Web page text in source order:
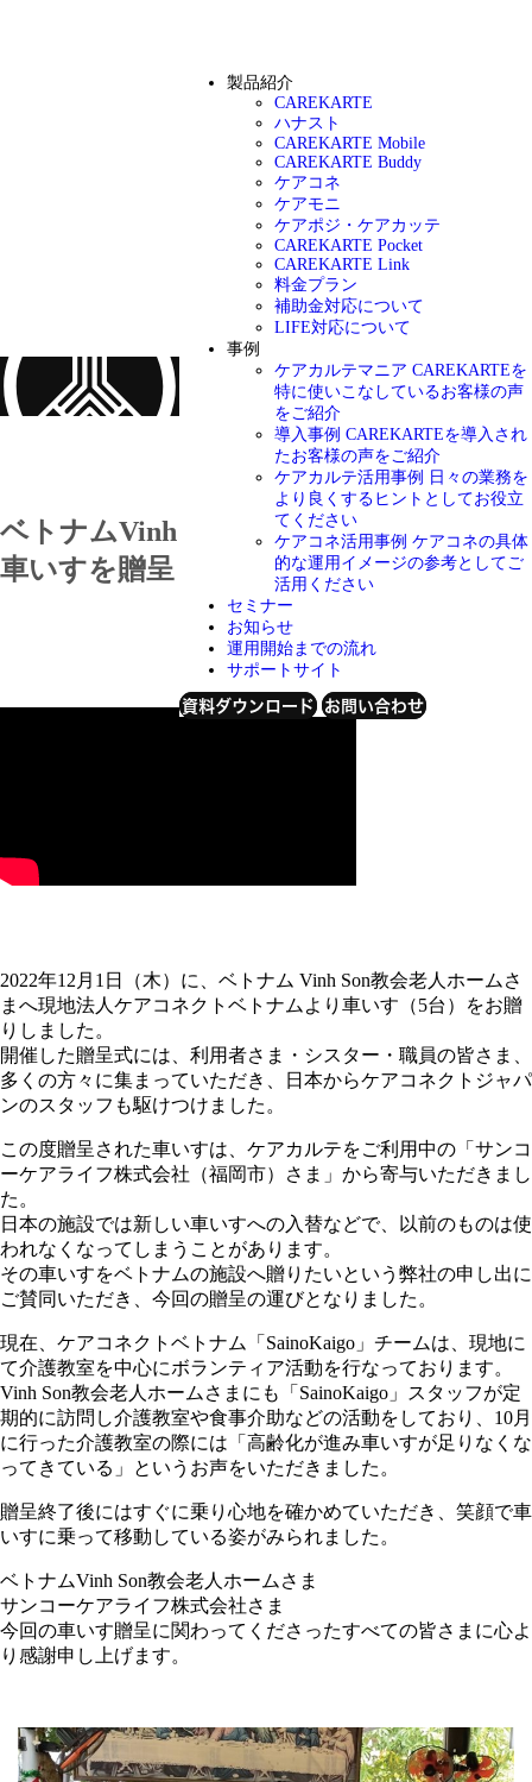
製品紹介
CAREKARTE
ハナスト
CAREKARTE Mobile
CAREKARTE Buddy
ケアコネ
ケアモニ
ケアポジ・ケアカッテ
CAREKARTE Pocket
CAREKARTE Link
料金プラン
補助金対応について
LIFE対応について
事例
ケアカルテマニア CAREKARTEを
特に使いこなしているお客様の声
をご紹介
導入事例 CAREKARTEを導入され
たお客様の声をご紹介
ケアカルテ活用事例
日々の業務を
より良くするヒントとしてお役立
てください
ケアコネ活用事例 ケアコネの具体
的な運用イメージの参考としてご
活用ください
セミナー
お知らせ
運用開始までの流れ
サポートサイト
資料ダウンロード お問い合わせ
お知らせ
ベトナムVinh Son教会老人ホームさまへ
車いすを贈呈しました
2022年12月1日（木）に、ベトナム Vinh Son教会老人ホームさ
まへ現地法人ケアコネクトベトナムより車いす（5台）をお贈
りしました。
開催した贈呈式には、利用者さま・シスター・職員の皆さま、
多くの方々に集まっていただき、日本からケアコネクトジャパ
ンのスタッフも駆けつけました。
この度贈呈された車いすは、ケアカルテをご利用中の「サンコ
ーケアライフ株式会社（福岡市）さま」から寄与いただきまし
た。
日本の施設では新しい車いすへの入替などで、以前のものは使
われなくなってしまうことがあります。
その車いすをベトナムの施設へ贈りたいという弊社の申し出に
ご賛同いただき、今回の贈呈の運びとなりました。
現在、ケアコネクトベトナム「SainoKaigo」チームは、現地に
て介護教室を中心にボランティア活動を行なっております。
Vinh Son教会老人ホームさまにも「SainoKaigo」スタッフが定
期的に訪問し介護教室や食事介助などの活動をしており、10月
に行った介護教室の際には「高齢化が進み車いすが足りなくな
ってきている」というお声をいただきました。
贈呈終了後にはすぐに乗り心地を確かめていただき、笑顔で車
いすに乗って移動している姿がみられました。
ベトナムVinh Son教会老人ホームさま
サンコーケアライフ株式会社さま
今回の車いす贈呈に関わってくださったすべての皆さまに心よ
り感謝申し上げます。